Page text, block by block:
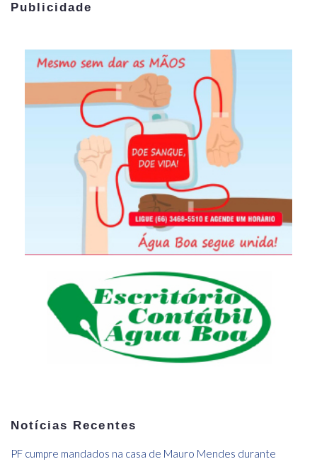
Publicidade
Notícias Recentes
PF cumpre mandados na casa de Mauro Mendes durante